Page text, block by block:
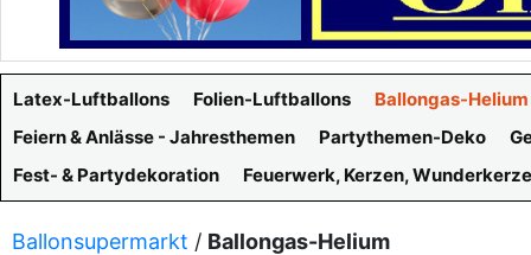
Latex-Luftballons Folien-Luftballons
Ballongas-Helium
Feiern & Anlässe - Jahresthemen
Partythemen-Deko
Fest- & Partydekoration
Feuerwerk, Kerzen,
Ballonsupermarkt / Ballongas-Helium